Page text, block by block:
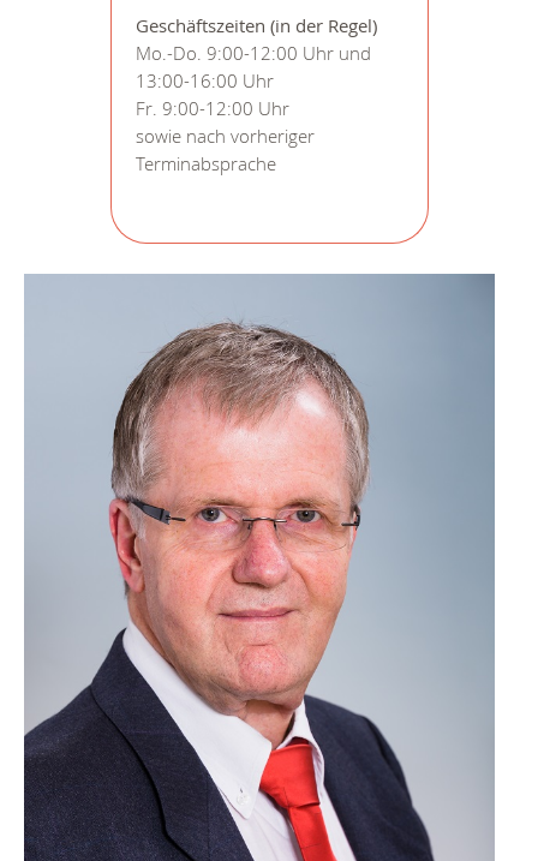
Geschäftszeiten (in der Regel)
Mo.-Do. 9:00-12:00 Uhr und
13:00-16:00 Uhr
Fr. 9:00-12:00 Uhr
sowie nach vorheriger
Terminabsprache